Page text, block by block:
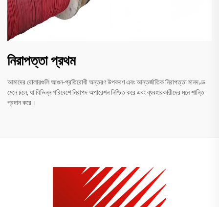
নিরাপত্তা প্রথম
আমাদের রোলারগুলি আগুন-প্রতিরোধী অন্তরণ উপকরণ এবং আন্তর্জাতিক নিরাপত্তা মানদণ্ড
মেনে চলে, যা বিভিন্ন পরিবেশে নিরাপদ অপারেশন নিশ্চিত করে এবং ব্যবহারকারীদের মনে শান্তি
প্রদান করে।